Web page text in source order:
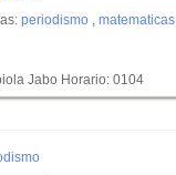
periodismo , matematicas
Jabo Horario: 0104